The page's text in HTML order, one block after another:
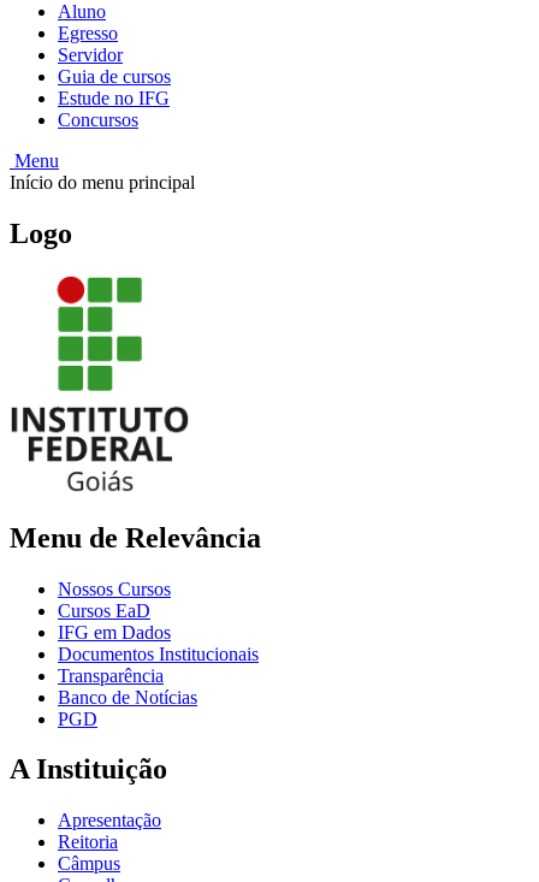
Aluno
Egresso
Servidor
Guia de cursos
Estude no IFG
Concursos
Menu
Início do menu principal
Logo
Menu de Relevância
Nossos Cursos
Cursos EaD
IFG em Dados
Documentos Institucionais
Transparência
Banco de Notícias
PGD
A Instituição
Apresentação
Reitoria
Câmpus